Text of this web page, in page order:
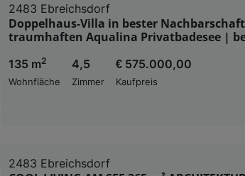
2483 Ebreichsdorf
Doppelhaus-Villa in bester
traumhaften Aqualina Privatbadesee |
135 m2
Wohnfläche
4,5
Zimmer
€ 575.000,00
Kaufpreis
2483 Ebreichsdorf